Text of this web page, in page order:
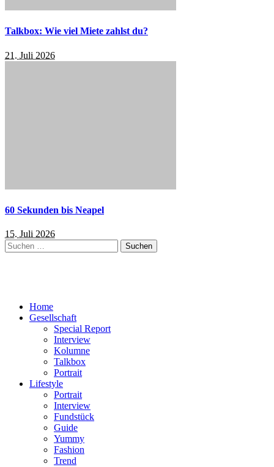
Talkbox: Wie viel Miete zahlst du?
21. Juli 2026
60 Sekunden bis Neapel
15. Juli 2026
Suchen
nach:
Home
Gesellschaft
Special Report
Interview
Kolumne
Talkbox
Portrait
Lifestyle
Portrait
Interview
Fundstück
Guide
Yummy
Fashion
Trend